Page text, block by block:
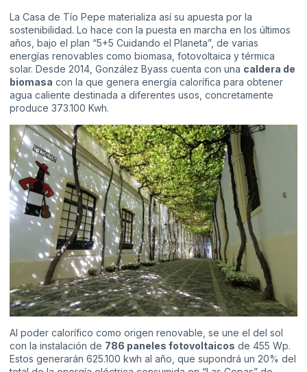
La Casa de Tío Pepe materializa así su apuesta por la
sostenibilidad. Lo hace con la puesta en marcha en los últimos
años, bajo el plan “5+5 Cuidando el Planeta”, de varias
energías renovables como biomasa, fotovoltaica y térmica
solar. Desde 2014, González Byass cuenta con una caldera de
biomasa con la que genera energía calorífica para obtener
agua caliente destinada a diferentes usos, concretamente
produce 373.100 Kwh.
Al poder calorífico como origen renovable, se une el del sol
con la instalación de 786 paneles fotovoltaicos de 455 Wp.
Estos generarán 625.100 kwh al año, que supondrá un 20% del